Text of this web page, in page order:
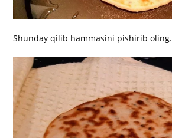
Shunday qilib hammasini pishirib oling.